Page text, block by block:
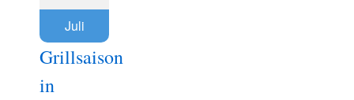
Juli
Grillsaison
in